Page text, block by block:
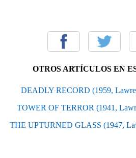
OTROS ARTÍCULOS EN
DEADLY RECORD (1959,
TOWER OF TERROR (1941,
THE UPTURNED GLASS (1947,